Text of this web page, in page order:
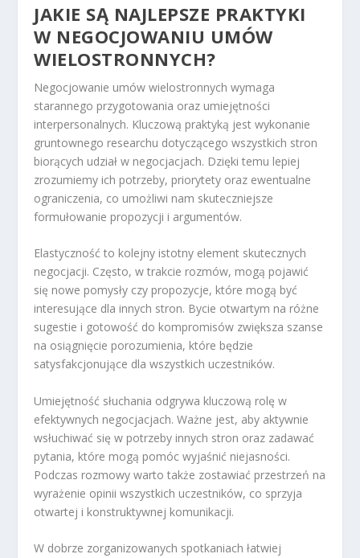
JAKIE SĄ NAJLEPSZE PRAKTYKI
W NEGOCJOWANIU UMÓW
WIELOSTRONNYCH?
Negocjowanie umów wielostronnych wymaga
starannego przygotowania oraz umiejętności
interpersonalnych. Kluczową praktyką jest wykonanie
gruntownego researchu dotyczącego wszystkich stron
biorących udział w negocjacjach. Dzięki temu lepiej
zrozumiemy ich potrzeby, priorytety oraz ewentualne
ograniczenia, co umożliwi nam skuteczniejsze
formułowanie propozycji i argumentów.
Elastyczność to kolejny istotny element skutecznych
negocjacji. Często, w trakcie rozmów, mogą pojawić
się nowe pomysły czy propozycje, które mogą być
interesujące dla innych stron. Bycie otwartym na różne
sugestie i gotowość do kompromisów zwiększa szanse
na osiągnięcie porozumienia, które będzie
satysfakcjonujące dla wszystkich uczestników.
Umiejętność słuchania odgrywa kluczową rolę w
efektywnych negocjacjach. Ważne jest, aby aktywnie
wsłuchiwać się w potrzeby innych stron oraz zadawać
pytania, które mogą pomóc wyjaśnić niejasności.
Podczas rozmowy warto także zostawiać przestrzeń na
wyrażenie opinii wszystkich uczestników, co sprzyja
otwartej i konstruktywnej komunikacji.
W dobrze zorganizowanych spotkaniach łatwiej